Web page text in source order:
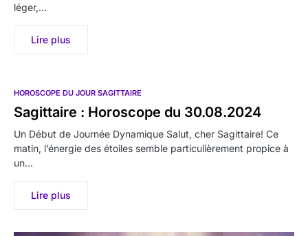
léger,…
Lire plus
HOROSCOPE DU JOUR SAGITTAIRE
Sagittaire : Horoscope du 30.08.2024
Un Début de Journée Dynamique Salut, cher Sagittaire! Ce
matin, l’énergie des étoiles semble particulièrement propice à
un…
Lire plus